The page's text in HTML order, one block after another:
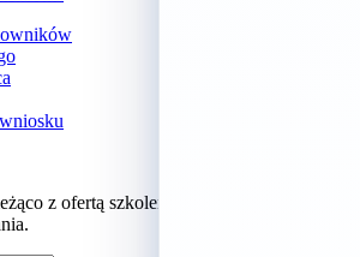
z ofertą szkoleń oraz aktualnych